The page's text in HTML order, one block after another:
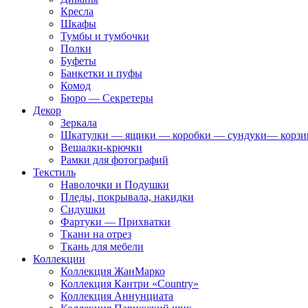
Кресла
Шкафы
Тумбы и тумбочки
Полки
Буфеты
Банкетки и пуфы
Комод
Бюро — Секретеры
Декор
Зеркала
Шкатулки — ящики — коробки — сундуки—
Вешалки-крючки
Рамки для фотографий
Текстиль
Наволочки и Подушки
Пледы, покрывала, накидки
Сидушки
Фартуки — Прихватки
Ткани на отрез
Ткань для мебели
Коллекции
Коллекция ЖанМарко
Коллекция Кантри «Country»
Коллекция Аннунциата